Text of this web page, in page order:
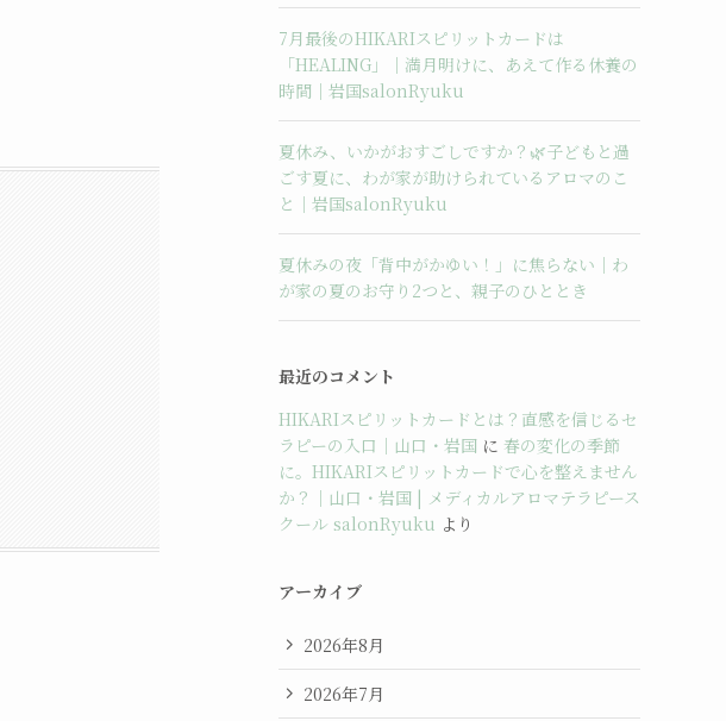
7月最後のHIKARIスピリットカードは
「HEALING」｜満月明けに、あえて作る休養の
時間｜岩国salonRyuku
夏休み、いかがおすごしですか？🌿子どもと過
ごす夏に、わが家が助けられているアロマのこ
と｜岩国salonRyuku
夏休みの夜「背中がかゆい！」に焦らない｜わ
が家の夏のお守り2つと、親子のひととき
最近のコメント
HIKARIスピリットカードとは？直感を信じるセ
ラピーの入口｜山口・岩国 に 春の変化の季節
に。HIKARIスピリットカードで心を整えません
か？｜山口・岩国 | メディカルアロマテラピース
クール salonRyuku より
アーカイブ
2026年8月
2026年7月